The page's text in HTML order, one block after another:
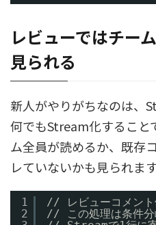
レビューではチー
見られる
新人がやりがちなのは、
何でもStream化すること
ム全員が読めるか、既存
レていないかも見られます
1
2
// レビューコメント
// この処理は条件分